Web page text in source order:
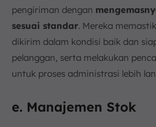
pengiriman dengan
sesuai standar. Mereka
dikirim dalam kondisi baik dan
pelanggan, serta melakukan
untuk proses administrasi lebih
e. Manajemen Stok